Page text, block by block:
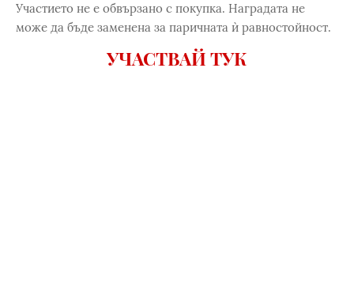
Участието не е обвързано с покупка. Наградата не
може да бъде заменена за паричната ѝ равностойност.
УЧАСТВАЙ ТУК